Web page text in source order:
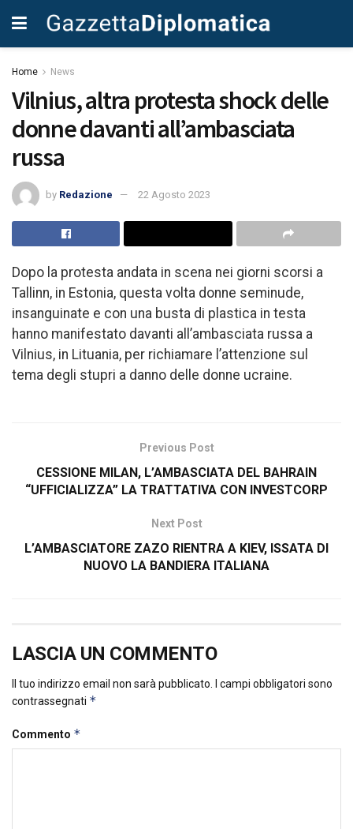
Home News
Vilnius, altra protesta shock delle
donne davanti all’ambasciata
russa
by Redazione 22 Agosto 2023
Dopo la protesta andata in scena nei giorni scorsi a
Tallinn, in Estonia, questa volta donne seminude,
insanguinate e con una busta di plastica in testa
hanno manifestato davanti all’ambasciata russa a
Vilnius, in Lituania, per richiamare l’attenzione sul
tema degli stupri a danno delle donne ucraine.
Previous Post
CESSIONE MILAN, L’AMBASCIATA DEL BAHRAIN
“UFFICIALIZZA” LA TRATTATIVA CON INVESTCORP
Next Post
L’AMBASCIATORE ZAZO RIENTRA A KIEV, ISSATA DI
NUOVO LA BANDIERA ITALIANA
LASCIA UN COMMENTO
Il tuo indirizzo email non sarà pubblicato.
I campi obbligatori sono
contrassegnati *
Commento *